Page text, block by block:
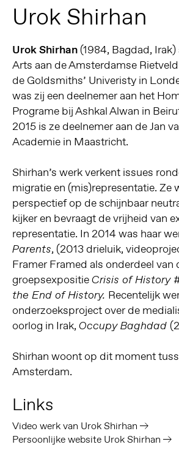
Urok Shirhan
Urok Shirhan(1984, Bagdad,
Arts aan de Amsterdamse
de Goldsmiths’ Univeristy in
was zij een deelnemer aan het
Programe bij Ashkal Alwan in
2015 is ze deelnemer aan de Jan
Academie in Maastricht.
Shirhan’s werk verkent issues
migratie en (mis)representatie. Ze
perspectief op de schijnbaar
kijker en bevraagt de vrijheid van
representatie. In 2014 was haar
Parents, (2013 drieluik,
Framer Framed als onderdeel van
groepsexpositieCrisis of History
the End of History. Recentelijk
onderzoeksproject over de
oorlog in Irak, Occupy Baghdad
Shirhan woont op dit moment
Amsterdam.
Links
Video werk van Urok Shirhan
Persoonlijke website Urok Shirhan